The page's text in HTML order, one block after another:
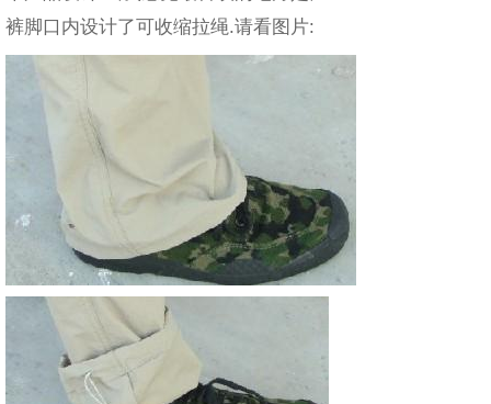
裤脚口内设计了可收缩拉绳.请看图片: